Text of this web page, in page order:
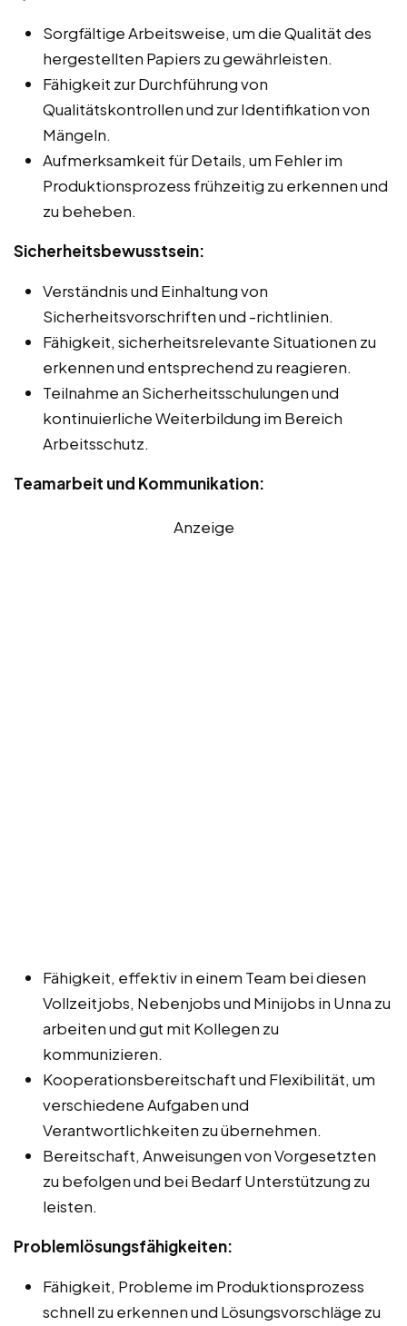
Sorgfältige Arbeitsweise, um die Qualität des
hergestellten Papiers zu gewährleisten.
Fähigkeit zur Durchführung von
Qualitätskontrollen und zur Identifikation von
Mängeln.
Aufmerksamkeit für Details, um Fehler im
Produktionsprozess frühzeitig zu erkennen und
zu beheben.
Sicherheitsbewusstsein:
Verständnis und Einhaltung von
Sicherheitsvorschriften und -richtlinien.
Fähigkeit, sicherheitsrelevante Situationen zu
erkennen und entsprechend zu reagieren.
Teilnahme an Sicherheitsschulungen und
kontinuierliche Weiterbildung im Bereich
Arbeitsschutz.
Teamarbeit und Kommunikation:
Anzeige
Fähigkeit, effektiv in einem Team bei diesen
Vollzeitjobs, Nebenjobs und Minijobs in Unna zu
arbeiten und gut mit Kollegen zu
kommunizieren.
Kooperationsbereitschaft und Flexibilität, um
verschiedene Aufgaben und
Verantwortlichkeiten zu übernehmen.
Bereitschaft, Anweisungen von Vorgesetzten
zu befolgen und bei Bedarf Unterstützung zu
leisten.
Problemlösungsfähigkeiten:
Fähigkeit, Probleme im Produktionsprozess
schnell zu erkennen und Lösungsvorschläge zu